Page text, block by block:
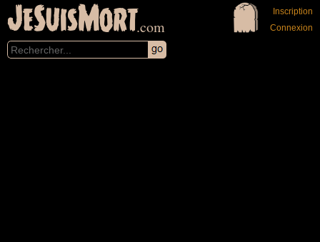
JeSuisMort.com
Inscription
Connexion